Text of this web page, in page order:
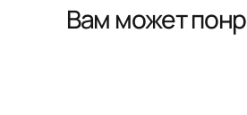
Вам может